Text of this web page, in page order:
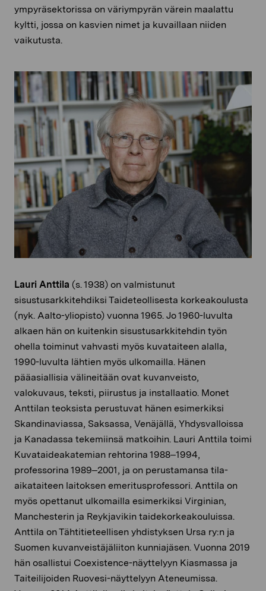
ympyräsektorissa on väriympyrän värein maalattu
kyltti, jossa on kasvien nimet ja kuvaillaan niiden
vaikutusta.
Lauri Anttila (s. 1938) on valmistunut
sisustusarkkitehdiksi Taideteollisesta korkeakoulusta
(nyk. Aalto-yliopisto) vuonna 1965. Jo 1960-luvulta
alkaen hän on kuitenkin sisustusarkkitehdin työn
ohella toiminut vahvasti myös kuvataiteen alalla,
1990-luvulta lähtien myös ulkomailla. Hänen
pääasiallisia välineitään ovat kuvanveisto,
valokuvaus, teksti, piirustus ja installaatio. Monet
Anttilan teoksista perustuvat hänen esimerkiksi
Skandinaviassa, Saksassa, Venäjällä, Yhdysvalloissa
ja Kanadassa tekemiinsä matkoihin. Lauri Anttila toimi
Kuvataideakatemian rehtorina 1988–1994,
professorina 1989–2001, ja on perustamansa tila-
aikataiteen laitoksen emeritusprofessori. Anttila on
myös opettanut ulkomailla esimerkiksi Virginian,
Manchesterin ja Reykjavikin taidekorkeakouluissa.
Anttila on Tähtitieteellisen yhdistyksen Ursa ry:n ja
Suomen kuvanveistäjäliiton kunniajäsen. Vuonna 2019
hän osallistui Coexistence-näyttelyyn Kiasmassa ja
Taiteilijoiden Ruovesi-näyttelyyn Ateneumissa.